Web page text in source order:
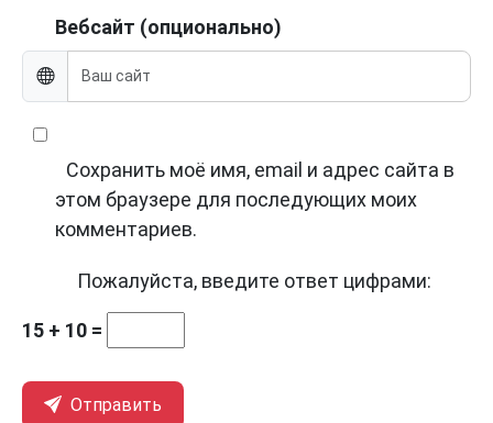
Вебсайт (опционально)
Сохранить моё имя, email и адрес сайта в
этом браузере для последующих моих
комментариев.
Пожалуйста, введите ответ цифрами:
15 + 10 =
Отправить